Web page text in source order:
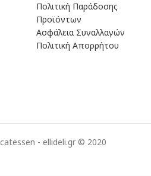
Πολιτική Παράδοσης
Προϊόντων
Ασφάλεια Συναλλαγών
Πολιτική Απορρήτου
- ellideli.gr © 2020